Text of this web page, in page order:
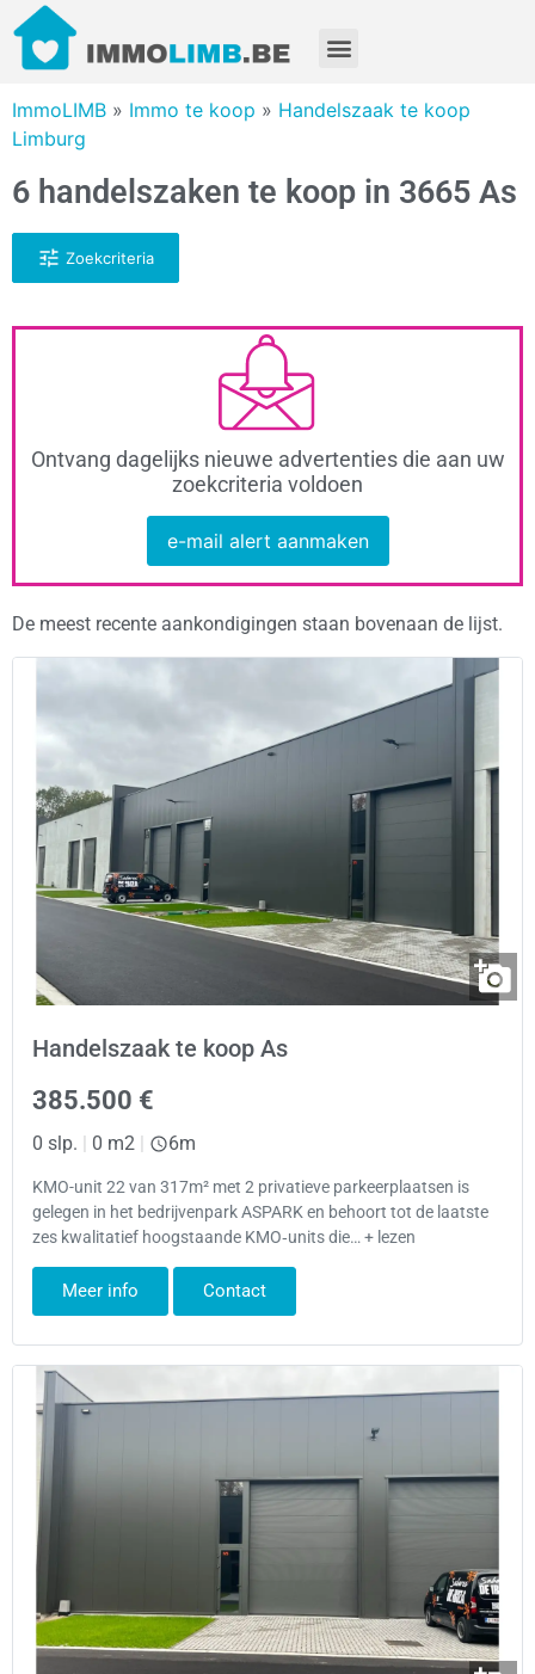
ImmoLIMB » Immo te koop » Handelszaak te koop
Limburg
6 handelszaken te koop in 3665 As
Zoekcriteria
Ontvang dagelijks nieuwe advertenties die aan uw
zoekcriteria voldoen
e-mail alert aanmaken
De meest recente aankondigingen staan bovenaan de lijst.
Handelszaak te koop As
385.500 €
0 slp. | 0 m2 | 6m
KMO-unit 22 van 317m² met 2 privatieve parkeerplaatsen is
gelegen in het bedrijvenpark ASPARK en behoort tot de laatste
zes kwalitatief hoogstaande KMO‑units die… + lezen
Meer info Contact